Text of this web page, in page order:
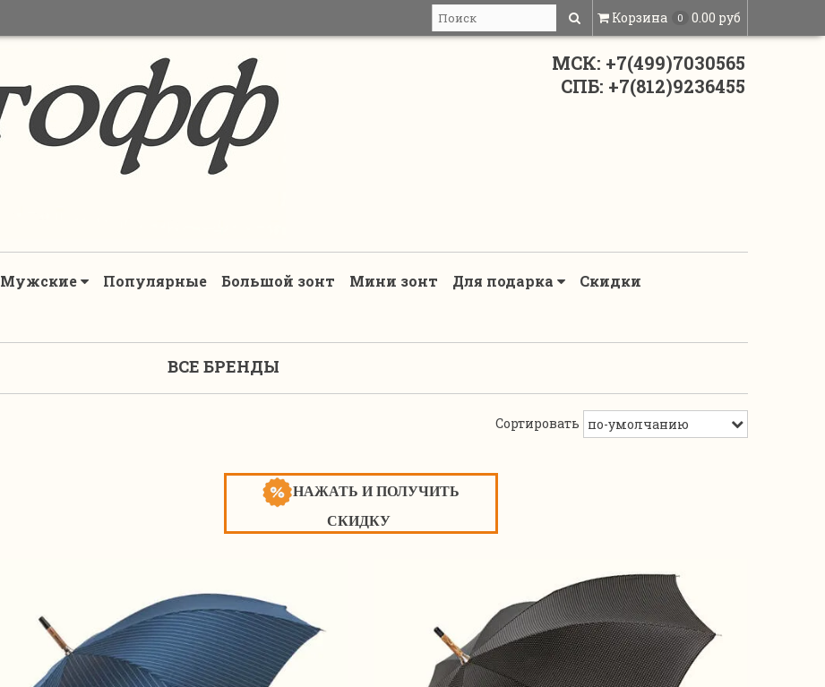
Корзина 0 0.00 руб
МСК: +7(499)7030565
СПБ: +7(812)9236455
Мужские Популярные Большой зонт Мини зонт Для подарка
Скидки
ВСЕ БРЕНДЫ
Сортировать
НАЖАТЬ И ПОЛУЧИТЬ
СКИДКУ